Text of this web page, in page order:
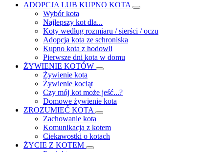
ADOPCJA LUB KUPNO KOTA
Wybór kota
Najlepszy kot dla...
Koty według rozmiaru / sierści / oczu
Adopcja kota ze schroniska
Kupno kota z hodowli
Pierwsze dni kota w domu
ŻYWIENIE KOTÓW
Żywienie kota
Żywienie kociąt
Czy mój kot może jeść...?
Domowe żywienie kota
ZROZUMIEĆ KOTA
Zachowanie kota
Komunikacja z kotem
Ciekawostki o kotach
ŻYCIE Z KOTEM